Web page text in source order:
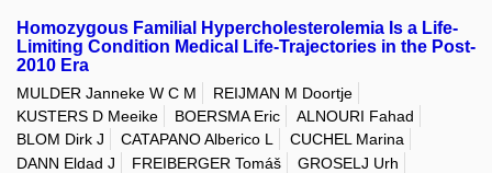
Homozygous Familial Hypercholesterolemia Is a Life-
Limiting Condition Medical Life-Trajectories in the Post-
2010 Era
MULDER Janneke W C M
REIJMAN M Doortje
KUSTERS D Meeike
BOERSMA Eric
ALNOURI Fahad
BLOM Dirk J
CATAPANO Alberico L
CUCHEL Marina
DANN Eldad J
FREIBERGER Tomáš
GROSELJ Urh